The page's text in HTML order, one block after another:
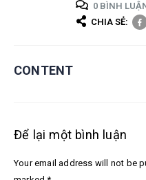
0 BÌNH
CHIA SẺ:
CONTENT
Để lại một bình luận
Your email address will not be